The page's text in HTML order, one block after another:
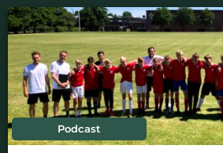
Podcast